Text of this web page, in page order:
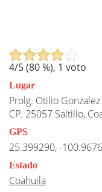
4/5 (80%), 1 voto
Lugar
Prolg. Otilio
CP. 25057 Saltillo,
GPS
25.399290, -
Estado
Coahuila